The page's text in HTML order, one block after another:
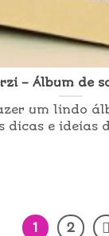
– Álbum de
um lindo
dicas e ideias
1 2